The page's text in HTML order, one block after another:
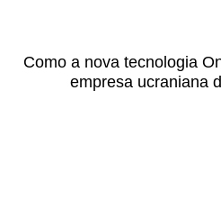
Como a nova tecnologia
empresa ucraniana